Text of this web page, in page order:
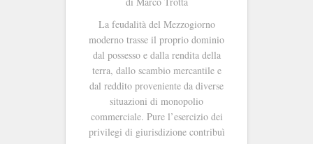
La feudalità del Mezzogiorno
moderno trasse il proprio dominio
dal possesso e dalla rendita della
terra, dallo scambio mercantile e
dal reddito proveniente da diverse
situazioni di monopolio
commerciale. Pure l’esercizio dei
privilegi di giurisdizione contribuì